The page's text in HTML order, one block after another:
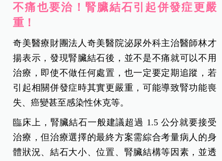
不痛也要治！腎臟結石引起併發症更嚴
重！
奇美醫療財團法人奇美醫院泌尿外科主治醫師林才
揚表示，發現腎臟結石後，並不是不痛就可以不用
治療，即使不做任何處置，也一定要定期追蹤，若
引起相關併發症時其實更嚴重，可能導致腎功能喪
失、癌變甚至感染性休克等。
臨床上，腎臟結石一般建議超過 1.5 公分就要接受
治療，但治療選擇的最終方案需綜合考量病人的身
體狀況、結石大小、位置、腎臟結構等因素，並透